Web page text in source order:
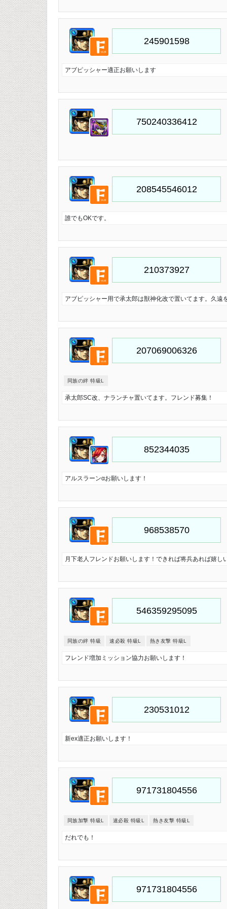
アブピッシャー適正お願いします
誰でもOKです。
アブピッシャー用で承太郎は獣神化改で置いてます。久遠
同族の絆 特級L
承太郎SC改、ナランチャ置いてます。フレンド募集！
アルスラーンαお願いします！
月下老人フレンドお願いします！できれば将兵あれば嬉し
同族の絆 特級 速必殺 特級L 熱き友撃 特級L
フレンド増加ミッション協力お願いします！
新ex適正お願いします！
同族加撃 特級L 速必殺 特級L 熱き友撃 特級L
だれでも！